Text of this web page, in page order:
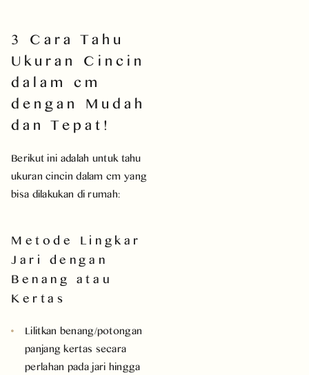
3 Cara Tahu
Ukuran Cincin
dalam cm
dengan Mudah
dan Tepat!
Berikut ini adalah untuk tahu
ukuran cincin dalam cm yang
bisa dilakukan di rumah:
Metode Lingkar
Jari dengan
Benang atau
Kertas
Lilitkan benang/potongan
panjang kertas secara
perlahan pada jari hingga